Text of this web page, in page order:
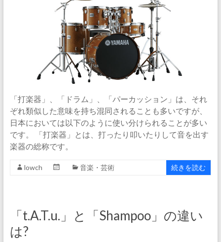
「打楽器」、「ドラム」、「パーカッション」は、それ
ぞれ類似した意味を持ち混同されることも多いですが、
日本においては以下のように使い分けられることが多い
です。 「打楽器」とは、打ったり叩いたりして音を出す
楽器の総称です。
lowch 音楽・芸術 続きを読む
「t.A.T.u.」と「Shampoo」の違い
は?